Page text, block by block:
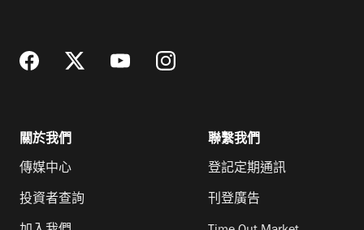
關於我們
傳媒中心
投資者查詢
聯繫我們
登記定期通訊
刊登廣告